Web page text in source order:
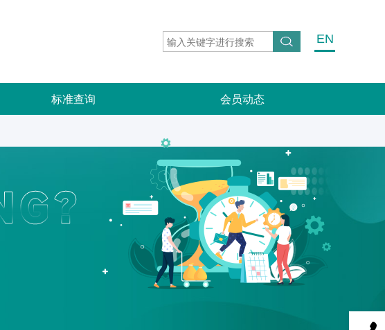
EN
标准查询
会员动态